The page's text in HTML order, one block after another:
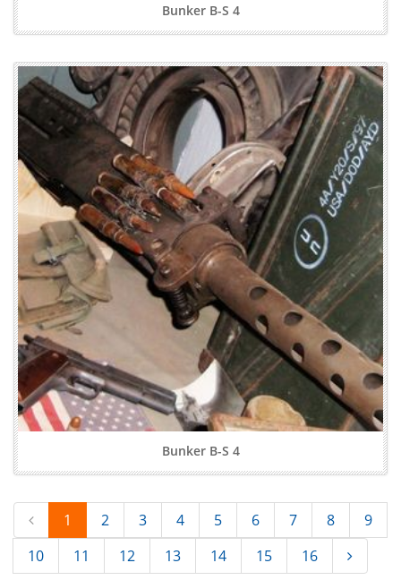
Bunker B-S 4
Bunker B-S 4
1 2 3 4 5 6 7 8
9
10
11 12 13 14 15 16